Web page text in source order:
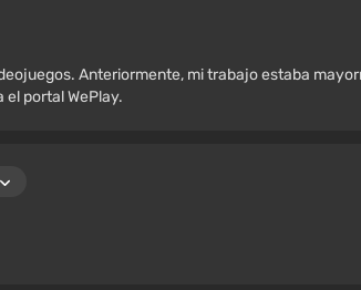
Anteriormente, mi trabajo estaba
portal WePlay.